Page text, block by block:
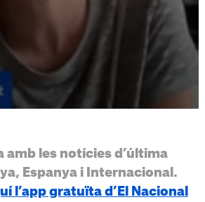
amb les notícies d’última
Espanya i Internacional.
l’app gratuïta d’El Nacional